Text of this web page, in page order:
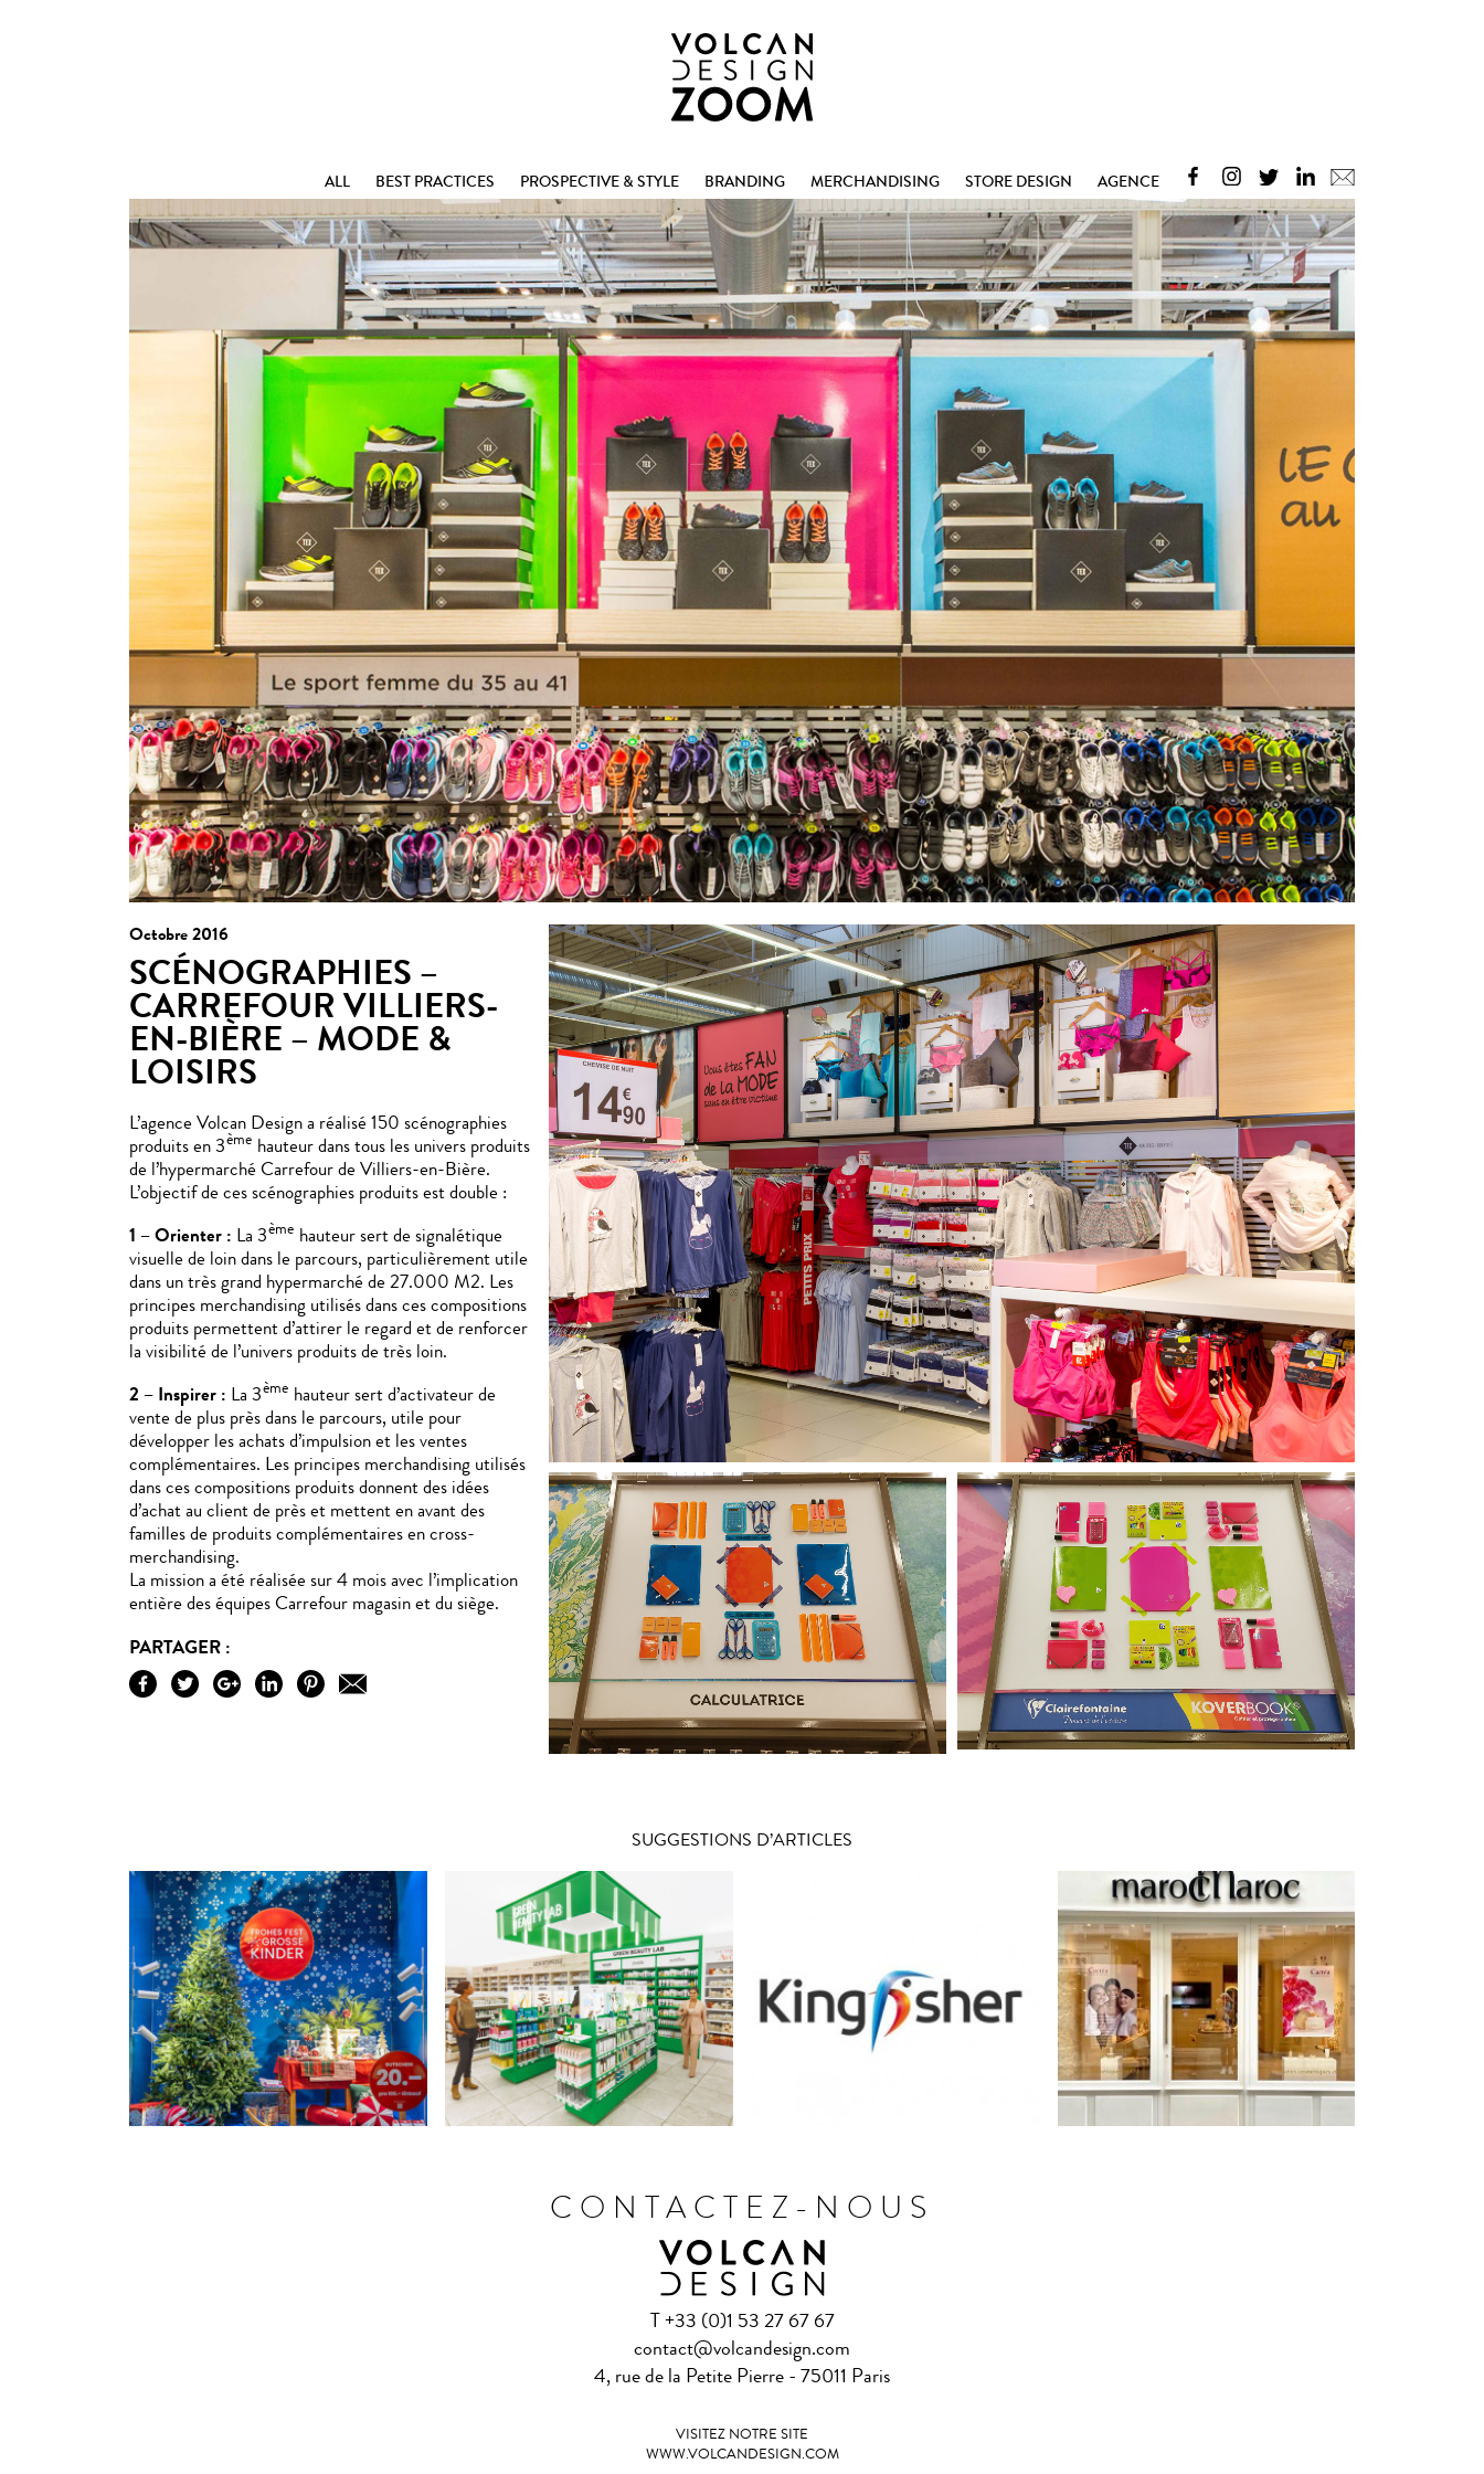
ALL BEST PRACTICES PROSPECTIVE & STYLE BRANDING MERCHANDISING STORE DESIGN AGENCE
Octobre 2016
SCÉNOGRAPHIES –
CARREFOUR VILLIERS-
EN-BIÈRE – MODE &
LOISIRS
L’agence Volcan Design a réalisé 150 scénographies
produits en 3ème hauteur dans tous les univers produits
de l’hypermarché Carrefour de Villiers-en-Bière.
L’objectif de ces scénographies produits est double :
1 – Orienter : La 3ème hauteur sert de signalétique
visuelle de loin dans le parcours, particulièrement utile
dans un très grand hypermarché de 27.000 M2. Les
principes merchandising utilisés dans ces compositions
produits permettent d’attirer le regard et de renforcer
la visibilité de l’univers produits de très loin.
2 – Inspirer : La 3ème hauteur sert d’activateur de
vente de plus près dans le parcours, utile pour
développer les achats d’impulsion et les ventes
complémentaires. Les principes merchandising utilisés
dans ces compositions produits donnent des idées
d’achat au client de près et mettent en avant des
familles de produits complémentaires en cross-
merchandising.
La mission a été réalisée sur 4 mois avec l’implication
entière des équipes Carrefour magasin et du siège.
PARTAGER :
SUGGESTIONS D’ARTICLES
Noël 2025 chez MANOR
🎅🏼
Le nouveau concept de
“Green Beauty Lab” chez
Manor
Déploiement de la stratégie
marques propres pour
Kingfisher
MarocMaroc : Premier
concept magasin à Paris ✨
CONTACTEZ-NOUS
T +33 (0)1 53 27 67 67
contact@volcandesign.com
4, rue de la Petite Pierre - 75011 Paris
VISITEZ NOTRE SITE
WWW.VOLCANDESIGN.COM